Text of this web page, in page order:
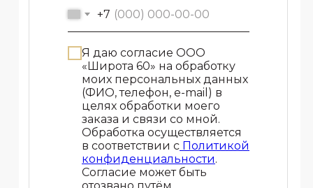
+7
Я даю согласие ООО
«Широта 60» на обработку
моих персональных данных
(ФИО, телефон, e-mail) в
целях обработки моего
заказа и связи со мной.
Обработка осуществляется
в соответствии с Политикой
конфиденциальности.
Согласие может быть